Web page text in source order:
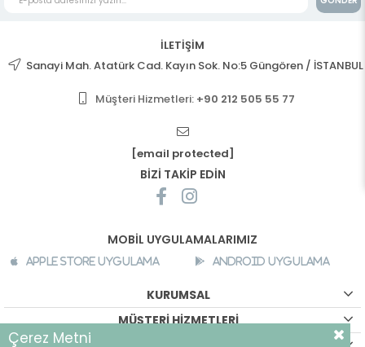
İLETİŞİM
Sanayi Mah. Atatürk Cad. Kayın Sok. No:5 Güngören / İSTANBUL
Müşteri Hizmetleri: +90 212 505 55 77
[email protected]
BİZİ TAKİP EDİN
MOBİL UYGULAMALARIMIZ
Apple Store Uygulama Android Uygulama
KURUMSAL
MÜŞTERİ HİZMETLERİ
Çerez Metni